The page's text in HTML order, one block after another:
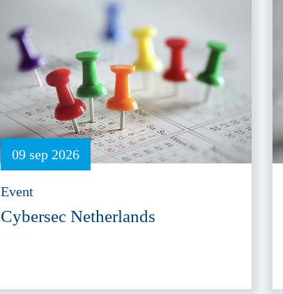
09 sep 2026
Event
Cybersec Netherlands